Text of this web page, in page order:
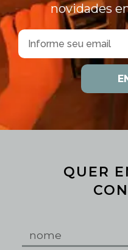
novidades
QUER